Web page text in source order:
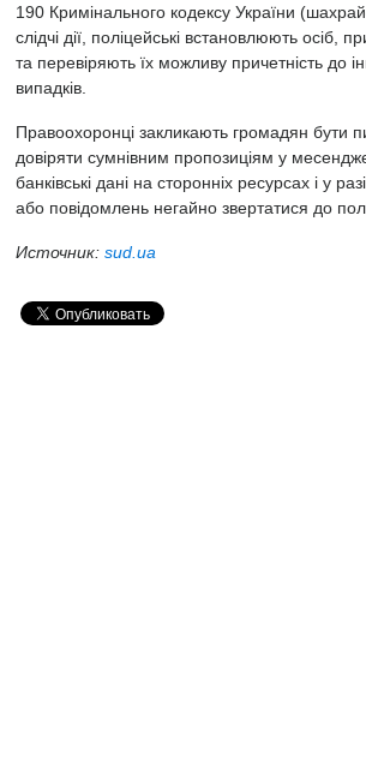
190 Кримінального кодексу України
слідчі дії, поліцейські встановлюють осіб,
та перевіряють їх можливу причетність до
випадків.
Правоохоронці закликають громадян бути
довіряти сумнівним пропозиціям у
банківські дані на сторонніх ресурсах і у
або повідомлень негайно звертатися до
Источник: sud.ua